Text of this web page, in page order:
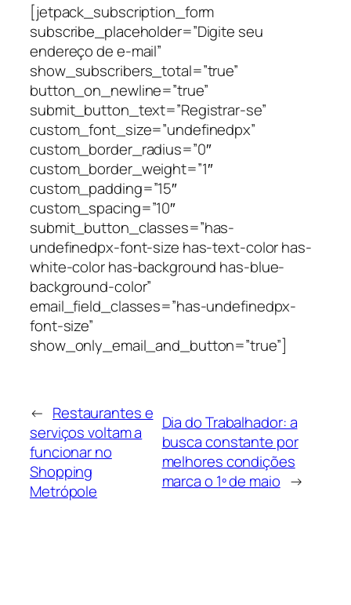
[jetpack_subscription_form
subscribe_placeholder=”Digite seu
endereço de e-mail”
show_subscribers_total=”true”
button_on_newline=”true”
submit_button_text=”Registrar-se”
custom_font_size=”undefinedpx”
custom_border_radius=”0″
custom_border_weight=”1″
custom_padding=”15″
custom_spacing=”10″
submit_button_classes=”has-
undefinedpx-font-size has-text-color has-
white-color has-background has-blue-
background-color”
email_field_classes=”has-undefinedpx-
font-size”
show_only_email_and_button=”true”]
← Restaurantes e
serviços voltam a
funcionar no
Shopping
Metrópole
Dia do Trabalhador: a
busca constante por
melhores condições
marca o 1º de maio →